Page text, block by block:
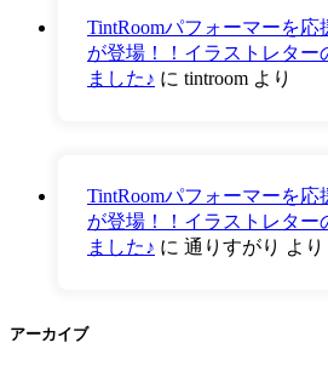
TintRoomパフォーマーを応
が登場！！イラストレター
ました♪ に tintroom より
TintRoomパフォーマーを応
が登場！！イラストレター
ました♪ に 通りすがり より
アーカイブ